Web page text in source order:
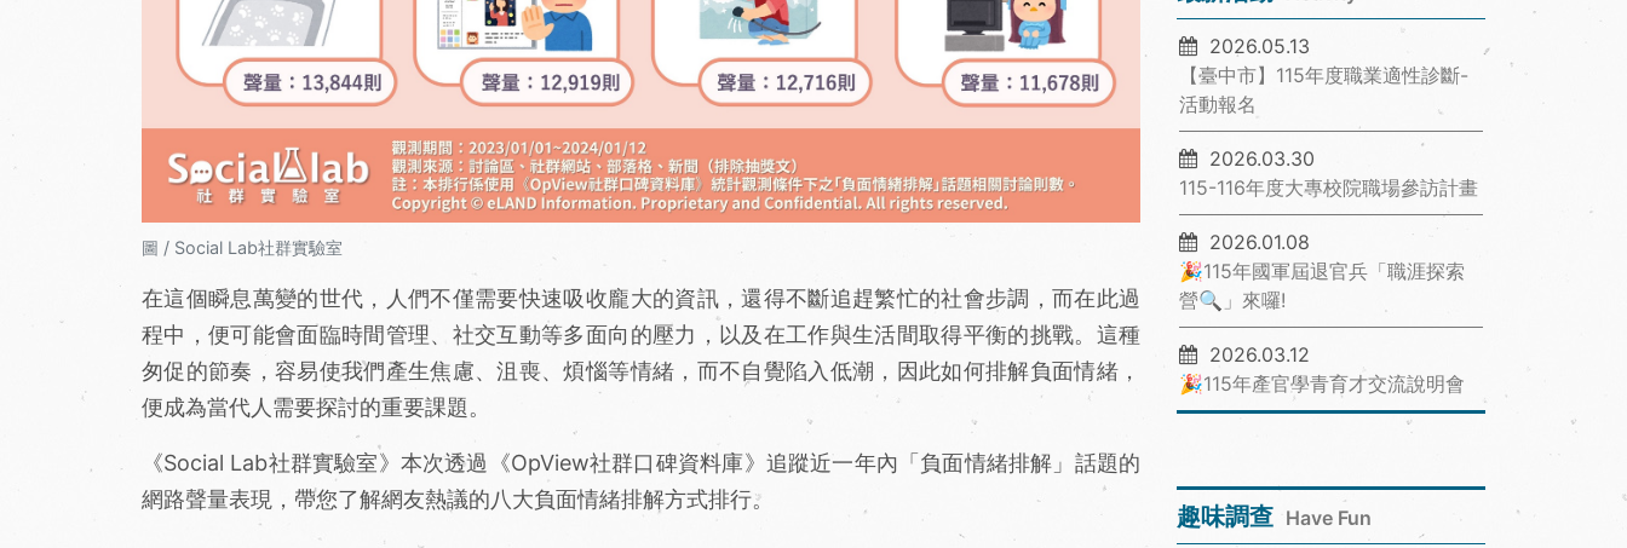
圖 / Social Lab社群實驗室
在這個瞬息萬變的世代，人們不僅需要快速吸收龐大的資訊，還得不斷追趕繁忙的社會步調，而在此過
程中，便可能會面臨時間管理、社交互動等多面向的壓力，以及在工作與生活間取得平衡的挑戰。這種
匆促的節奏，容易使我們產生焦慮、沮喪、煩惱等情緒，而不自覺陷入低潮，因此如何排解負面情緒，
便成為當代人需要探討的重要課題。
《Social Lab社群實驗室》本次透過《OpView社群口碑資料庫》追蹤近一年內「負面情緒排解」話題的
網路聲量表現，帶您了解網友熱議的八大負面情緒排解方式排行。
2026.05.13
【臺中市】115年度職業適性診斷-
活動報名
2026.03.30
115-116年度大專校院職場參訪計畫
2026.01.08
🎉115年國軍屆退官兵「職涯探索
營🔍」來囉!
2026.03.12
🎉115年產官學青育才交流說明會
趣味調查 Have Fun